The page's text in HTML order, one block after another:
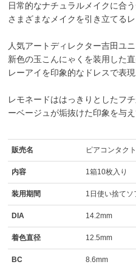
日常的なナチュラルメイクに合う
さまざまなメイクを引き立てる
人気アートディレクター吉田ユ
新色の玉こんにゃくを装用した
レーアイを印象的なドレスで表現
レモネードははっきりとしたフ
ーベージュが垢抜けた印象を与
販売名 ピアコンタク
内容 1箱10枚入り
装用期間 1日使い捨て
DIA 14.2mm
着色直径 12.5mm
BC 8.6mm